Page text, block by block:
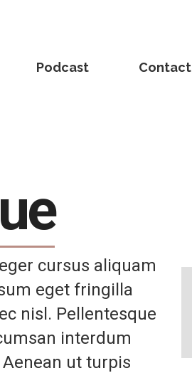
Podcast Contact
cursus aliquam
eget fringilla
nisl. Pellentesque
interdum
ut turpis